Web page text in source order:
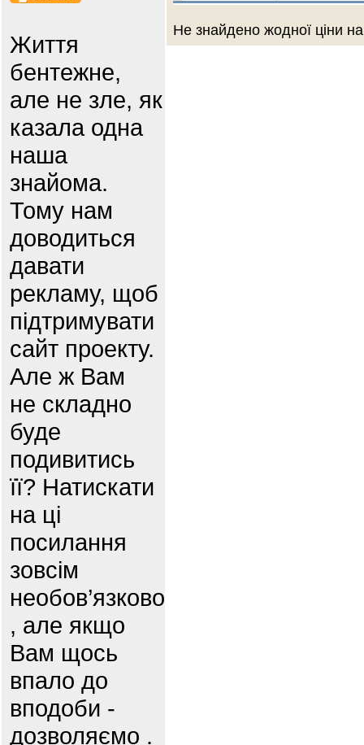
Життя
бентежне,
але не зле, як
казала одна
наша
знайома.
Тому нам
доводиться
давати
рекламу, щоб
підтримувати
сайт проекту.
Але ж Вам
не складно
буде
подивитись
її? Натискати
на ці
посилання
зовсім
необов’язково
, але якщо
Вам щось
впало до
вподоби -
дозволяємо .
Не знайдено жодної ціни